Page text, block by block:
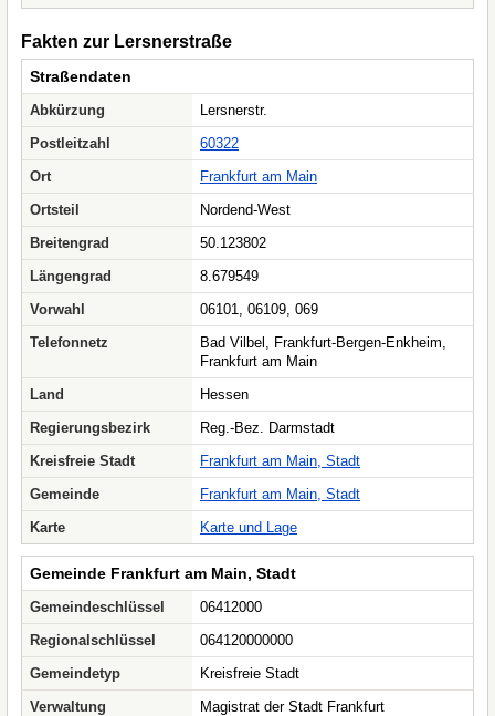
Fakten zur Lersnerstraße
Straßendaten
Abkürzung
Lersnerstr.
Postleitzahl
60322
Ort
Frankfurt am Main
Ortsteil
Nordend-West
Breitengrad
50.123802
Längengrad
8.679549
Vorwahl
06101, 06109, 069
Telefonnetz
Bad Vilbel, Frankfurt-Bergen-Enkheim,
Frankfurt am Main
Land
Hessen
Regierungsbezirk
Reg.-Bez. Darmstadt
Kreisfreie Stadt
Frankfurt am Main, Stadt
Gemeinde
Frankfurt am Main, Stadt
Karte
Karte und Lage
Gemeinde Frankfurt am Main, Stadt
Gemeindeschlüssel
06412000
Regionalschlüssel
064120000000
Gemeindetyp
Kreisfreie Stadt
Verwaltung
Magistrat der Stadt Frankfurt